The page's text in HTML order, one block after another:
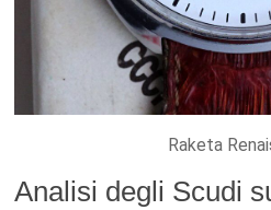
Raketa
Analisi degli Scudi